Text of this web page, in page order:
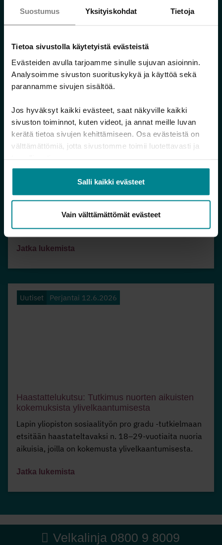
Suostumus Yksityiskohdat Tietoja
Tietoa sivustolla käytetyistä evästeistä
Evästeiden avulla tarjoamme sinulle sujuvan asioinnin.
Analysoimme sivuston suorituskykyä ja käyttöä sekä
parannamme sivujen sisältöä.
Jos hyväksyt kaikki evästeet, saat näkyville kaikki
sivuston toiminnot, kuten videot, ja annat meille luvan
kerätä tietoa sivujen kehittämiseen. Osa evästeistä on
välttämättömiä, jotta sivustomme toimii luotettavasti ja
Salli kaikki evästeet
Vain välttämättömät evästeet
heikoimmassa asemassa olevien ääni on
hiljenemässä.
Jatka lukemista
Aukioloaikamme kesällä 2026
Toivotamme aurinkoista ja mukavaa kesää! Katso
palveluidemme kesän aukioloajat.
Jatka lukemista
Uutiset Perjantai 12.6.2026
Haastattelukutsu: Tutkimus nuorten aikuisten
kokemuksista ylivelkaantumisesta
Lapin yliopiston sosiaalityön pro gradu -tutkielmaan
etsitään haastateltavaksi n. 18–29-vuotiaita nuoria
aikuisia, joilla on kokemusta ylivelkaantumisesta.
Jatka lukemista
Velkalinja 0800 9 8009